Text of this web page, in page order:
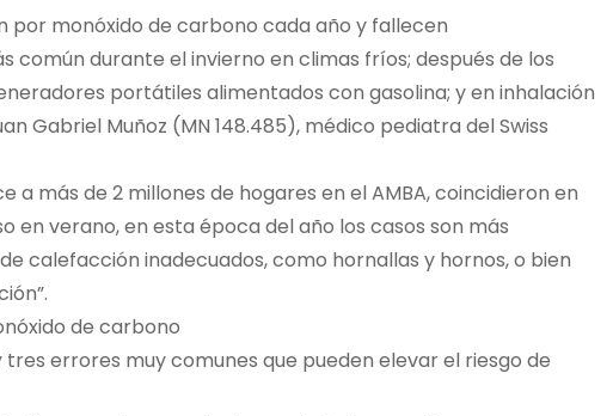
por monóxido de carbono cada año y fallecen
común durante el invierno en climas fríos; después de los
portátiles alimentados con gasolina; y en inhalación
Gabriel Muñoz (MN 148.485), médico pediatra del Swiss
más de 2 millones de hogares en el AMBA, coincidieron en
en verano, en esta época del año los casos son más
calefacción inadecuados, como hornallas y hornos, o bien
de carbono
errores muy comunes que pueden elevar el riesgo de